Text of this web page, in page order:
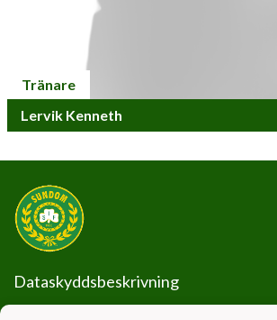
Tränare
Lervik Kenneth
Dataskyddsbeskrivning